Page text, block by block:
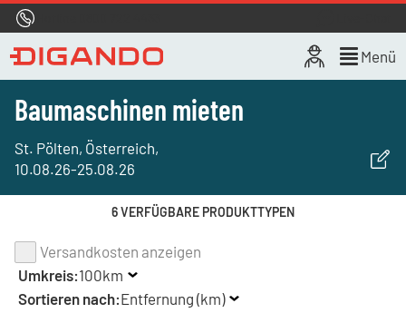
Menü
Baumaschinen mieten
St. Pölten, Österreich,
10.08.26-25.08.26
6 VERFÜGBARE PRODUKTTYPEN
Versandkosten anzeigen
Umkreis:100km
Sortieren nach:Entfernung (km)